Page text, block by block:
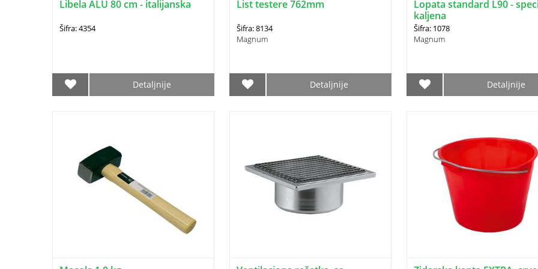
Libela ALU 80 cm - italijanska
Šifra: 4354
Detaljnije
List testere 762mm
Šifra: 8134
Magnum
Detaljnije
Lopata standard L90 -
kaljena
Šifra: 1078
Magnum
Detaljnije